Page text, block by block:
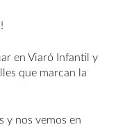
en Viaró Infantil y
que marcan la
y nos vemos en